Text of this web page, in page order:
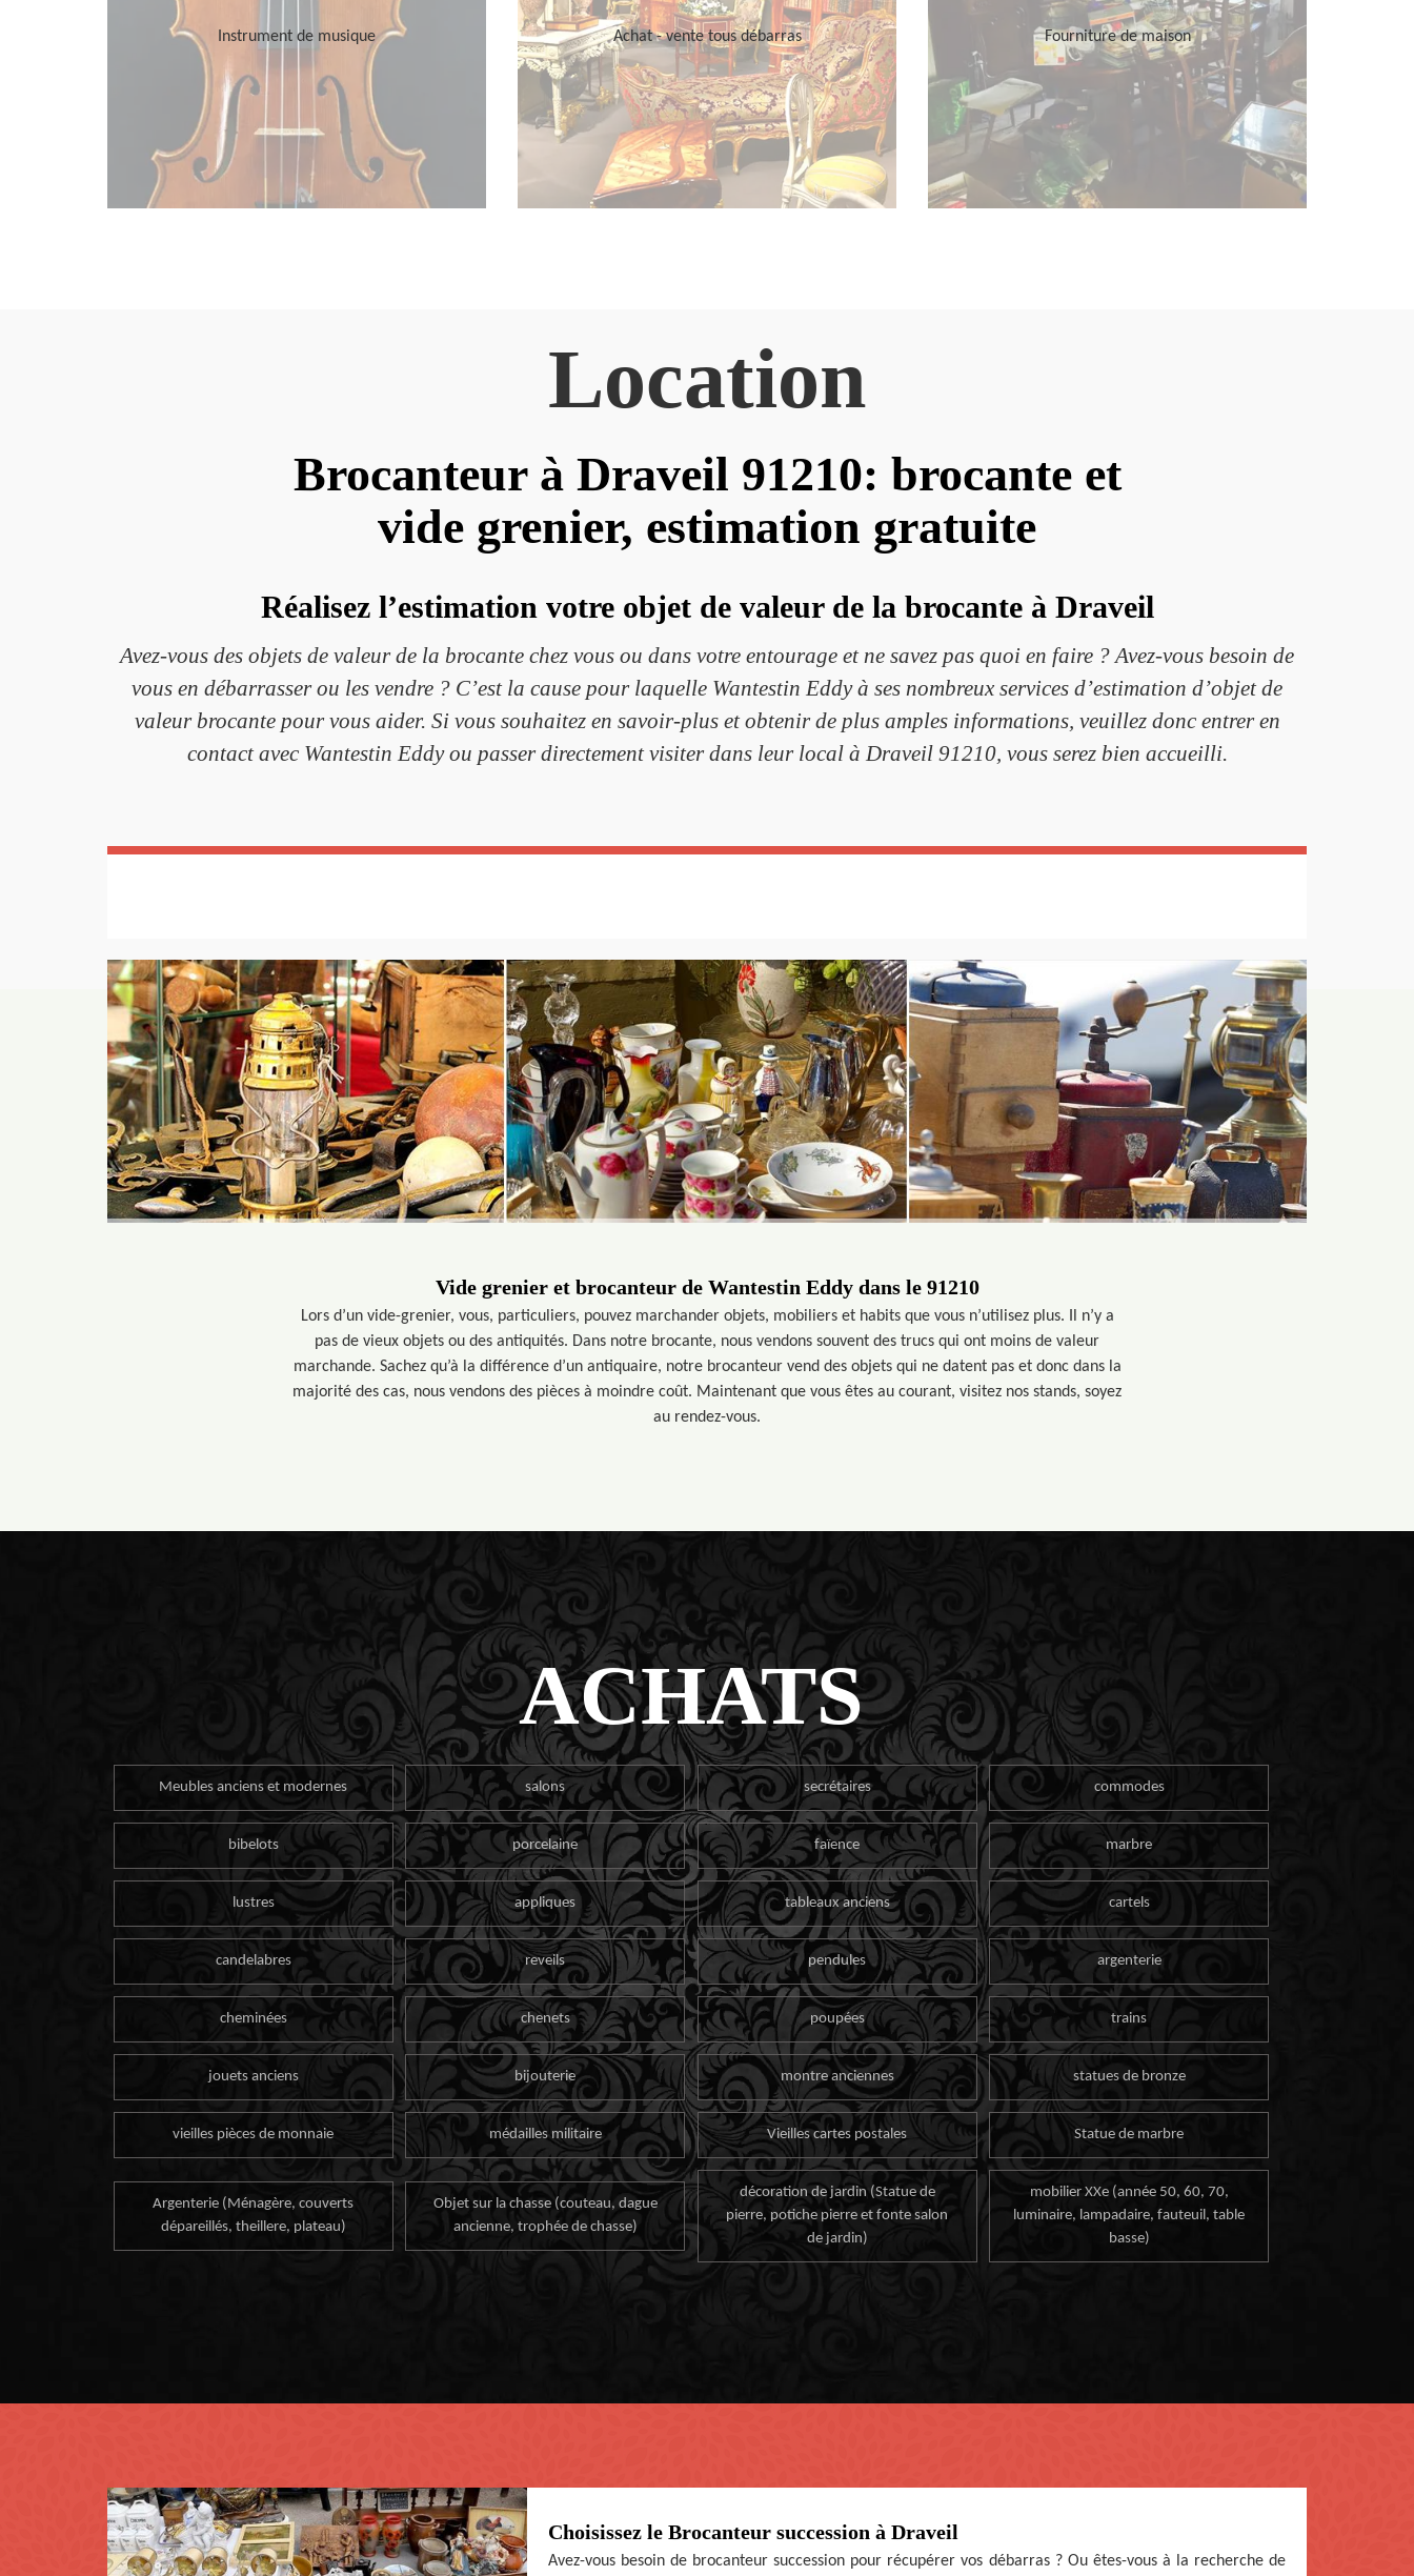
Instrument de musique Achat - vente tous débarras Fourniture de maison
Brocanteur à Draveil 91210: brocante et
vide grenier, estimation gratuite
Location
Réalisez l’estimation votre objet de valeur de la brocante à Draveil
Avez-vous des objets de valeur de la brocante chez vous ou dans votre entourage et ne savez pas quoi en faire ? Avez-vous besoin de
vous en débarrasser ou les vendre ? C’est la cause pour laquelle Wantestin Eddy à ses nombreux services d’estimation d’objet de
valeur brocante pour vous aider. Si vous souhaitez en savoir-plus et obtenir de plus amples informations, veuillez donc entrer en
contact avec Wantestin Eddy ou passer directement visiter dans leur local à Draveil 91210, vous serez bien accueilli.
Vide grenier et brocanteur de Wantestin Eddy dans le 91210
Lors d’un vide-grenier, vous, particuliers, pouvez marchander objets, mobiliers et habits que vous n’utilisez plus. Il n’y a
pas de vieux objets ou des antiquités. Dans notre brocante, nous vendons souvent des trucs qui ont moins de valeur
marchande. Sachez qu’à la différence d’un antiquaire, notre brocanteur vend des objets qui ne datent pas et donc dans la
majorité des cas, nous vendons des pièces à moindre coût. Maintenant que vous êtes au courant, visitez nos stands, soyez
au rendez-vous.
ACHATS
Meubles anciens et modernes salons secrétaires commodes
bibelots porcelaine faïence marbre
lustres appliques tableaux anciens cartels
candelabres reveils pendules argenterie
cheminées chenets poupées trains
jouets anciens bijouterie montre anciennes statues de bronze
vieilles pièces de monnaie médailles militaire Vieilles cartes postales Statue de marbre
Argenterie (Ménagère, couverts
dépareillés, theillere, plateau)
Objet sur la chasse (couteau, dague
ancienne, trophée de chasse)
décoration de jardin (Statue de
pierre, potiche pierre et fonte salon
de jardin)
mobilier XXe (année 50, 60, 70,
luminaire, lampadaire, fauteuil, table
basse)
Choisissez le Brocanteur succession à Draveil
Avez-vous besoin de brocanteur succession pour récupérer vos débarras ? Ou êtes-vous à la recherche de